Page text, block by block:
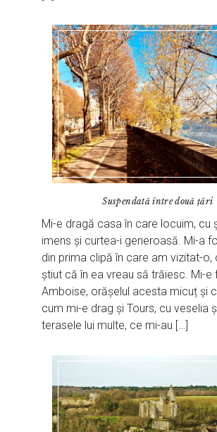
Suspendată între două țări
Mi-e dragă casa în care locuim, cu
imens și curtea-i generoasă. Mi-a
din prima clipă în care am vizitat-o,
știut că în ea vreau să trăiesc. Mi-e
Amboise, orășelul acesta micuț și
cum mi-e drag și Tours, cu veselia
terasele lui multe, ce mi-au […]